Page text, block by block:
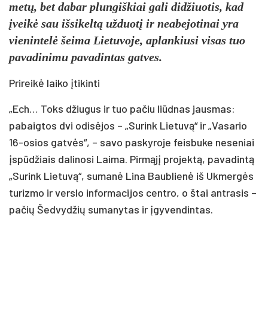
metų, bet dabar plungiškiai gali didžiuotis, kad
įveikė sau išsikeltą užduotį ir neabejotinai yra
vienintelė šeima Lietuvoje, aplankiusi visas tuo
pavadinimu pavadintas gatves.
Prireikė laiko įtikinti
„Ech… Toks džiugus ir tuo pačiu liūdnas jausmas:
pabaigtos dvi odisėjos – „Surink Lietuvą“ ir „Vasario
16-osios gatvės“, – savo paskyroje feisbuke neseniai
įspūdžiais dalinosi Laima. Pirmąjį projektą, pavadintą
„Surink Lietuvą“, sumanė Lina Baublienė iš Ukmergės
turizmo ir verslo informacijos centro, o štai antrasis –
pačių Šedvydžių sumanytas ir įgyvendintas.